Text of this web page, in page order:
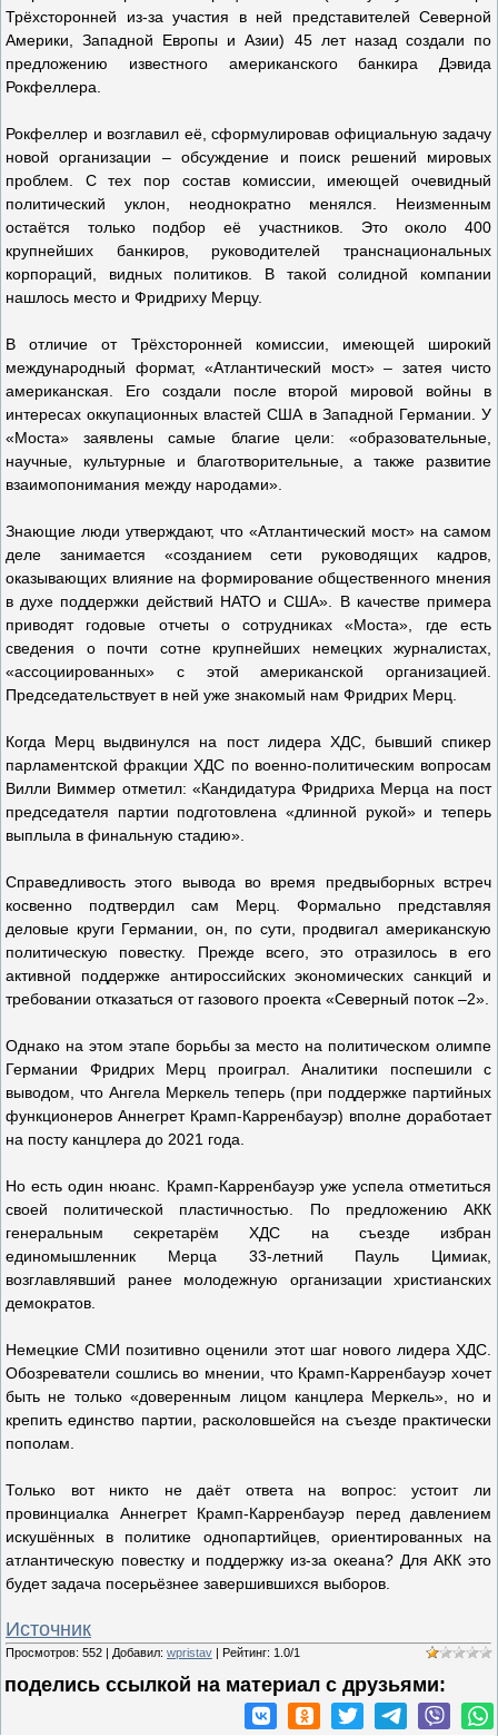
Трёхсторонней из-за участия в ней представителей Северной
Америки, Западной Европы и Азии) 45 лет назад создали по
предложению известного американского банкира Дэвида
Рокфеллера.
Рокфеллер и возглавил её, сформулировав официальную задачу
новой организации – обсуждение и поиск решений мировых
проблем. С тех пор состав комиссии, имеющей очевидный
политический уклон, неоднократно менялся. Неизменным
остаётся только подбор её участников. Это около 400
крупнейших банкиров, руководителей транснациональных
корпораций, видных политиков. В такой солидной компании
нашлось место и Фридриху Мерцу.
В отличие от Трёхсторонней комиссии, имеющей широкий
международный формат, «Атлантический мост» – затея чисто
американская. Его создали после второй мировой войны в
интересах оккупационных властей США в Западной Германии. У
«Моста» заявлены самые благие цели: «образовательные,
научные, культурные и благотворительные, а также развитие
взаимопонимания между народами».
Знающие люди утверждают, что «Атлантический мост» на самом
деле занимается «созданием сети руководящих кадров,
оказывающих влияние на формирование общественного мнения
в духе поддержки действий НАТО и США». В качестве примера
приводят годовые отчеты о сотрудниках «Моста», где есть
сведения о почти сотне крупнейших немецких журналистах,
«ассоциированных» с этой американской организацией.
Председательствует в ней уже знакомый нам Фридрих Мерц.
Когда Мерц выдвинулся на пост лидера ХДС, бывший спикер
парламентской фракции ХДС по военно-политическим вопросам
Вилли Виммер отметил: «Кандидатура Фридриха Мерца на пост
председателя партии подготовлена «длинной рукой» и теперь
выплыла в финальную стадию».
Справедливость этого вывода во время предвыборных встреч
косвенно подтвердил сам Мерц. Формально представляя
деловые круги Германии, он, по сути, продвигал американскую
политическую повестку. Прежде всего, это отразилось в его
активной поддержке антироссийских экономических санкций и
требовании отказаться от газового проекта «Северный поток –2».
Однако на этом этапе борьбы за место на политическом олимпе
Германии Фридрих Мерц проиграл. Аналитики поспешили с
выводом, что Ангела Меркель теперь (при поддержке партийных
функционеров Аннегрет Крамп-Карренбауэр) вполне доработает
на посту канцлера до 2021 года.
Но есть один нюанс. Крамп-Карренбауэр уже успела отметиться
своей политической пластичностью. По предложению АКК
генеральным секретарём ХДС на съезде избран
единомышленник Мерца 33-летний Пауль Цимиак,
возглавлявший ранее молодежную организации христианских
демократов.
Немецкие СМИ позитивно оценили этот шаг нового лидера ХДС.
Обозреватели сошлись во мнении, что Крамп-Карренбауэр хочет
быть не только «доверенным лицом канцлера Меркель», но и
крепить единство партии, расколовшейся на съезде практически
пополам.
Только вот никто не даёт ответа на вопрос: устоит ли
провинциалка Аннегрет Крамп-Карренбауэр перед давлением
искушённых в политике однопартийцев, ориентированных на
атлантическую повестку и поддержку из-за океана? Для АКК это
будет задача посерьёзнее завершившихся выборов.
Источник
Просмотров: 552 | Добавил: wpristav | Рейтинг: 1.0/1
поделись ссылкой на материал c друзьями: